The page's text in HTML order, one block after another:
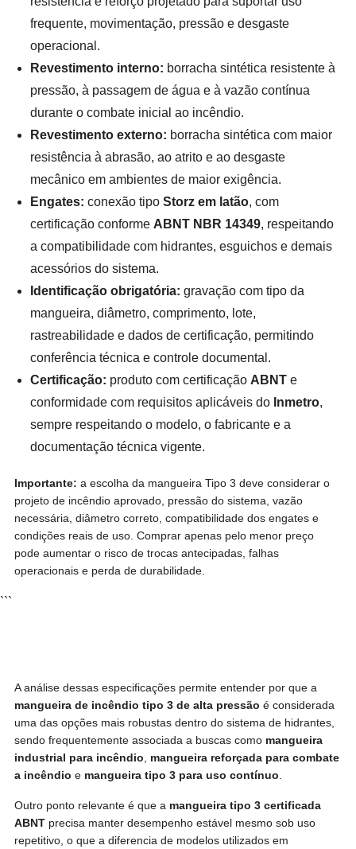
frequente, movimentação, pressão e desgaste
operacional.
Revestimento interno: borracha sintética resistente à
pressão, à passagem de água e à vazão contínua
durante o combate inicial ao incêndio.
Revestimento externo: borracha sintética com maior
resistência à abrasão, ao atrito e ao desgaste
mecânico em ambientes de maior exigência.
Engates: conexão tipo Storz em latão, com
certificação conforme ABNT NBR 14349, respeitando
a compatibilidade com hidrantes, esguichos e demais
acessórios do sistema.
Identificação obrigatória: gravação com tipo da
mangueira, diâmetro, comprimento, lote,
rastreabilidade e dados de certificação, permitindo
conferência técnica e controle documental.
Certificação: produto com certificação ABNTe
conformidade com requisitos aplicáveis do Inmetro,
sempre respeitando o modelo, o fabricante e a
documentação técnica vigente.
Importante: a escolha da mangueira Tipo 3 deve considerar o
projeto de incêndio aprovado, pressão do sistema, vazão
necessária, diâmetro correto, compatibilidade dos engates e
condições reais de uso. Comprar apenas pelo menor preço
pode aumentar o risco de trocas antecipadas, falhas
operacionais e perda de durabilidade.
```
A análise dessas especificações permite entender por que a
mangueira de incêndio tipo 3 de alta pressão é considerada
uma das opções mais robustas dentro do sistema de hidrantes,
sendo frequentemente associada a buscas como mangueira
industrial para incêndio
mangueira reforçada para combate
a incêndio e mangueira tipo 3 para uso contínuo
Outro ponto relevante é que a mangueira tipo 3 certificada
ABNTprecisa manter desempenho estável mesmo sob uso
repetitivo, o que a diferencia de modelos utilizados em